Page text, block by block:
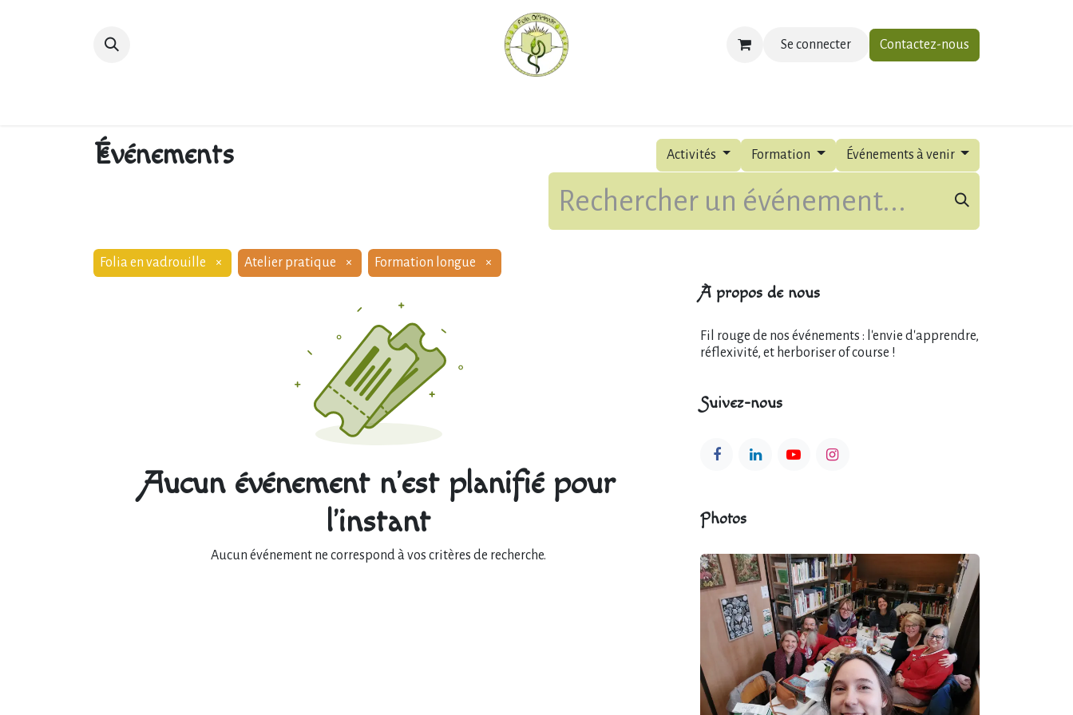
Se connecter Contactez-nous
Événements Activités Formation Événements à venir
Folia en vadrouille × Atelier pratique × Formation longue ×
Aucun événement n'est planifié pour
l'instant
Aucun événement ne correspond à vos critères de recherche.
À propos de nous
Fil rouge de nos événements : l'envie d'apprendre,
réflexivité, et herboriser of course !
Suivez-nous
Photos